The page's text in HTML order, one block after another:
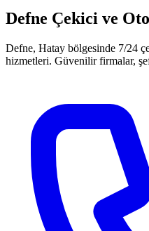
Defne Çekici ve
Defne, Hatay bölgesinde 7/24
hizmetleri. Güvenilir firmalar,